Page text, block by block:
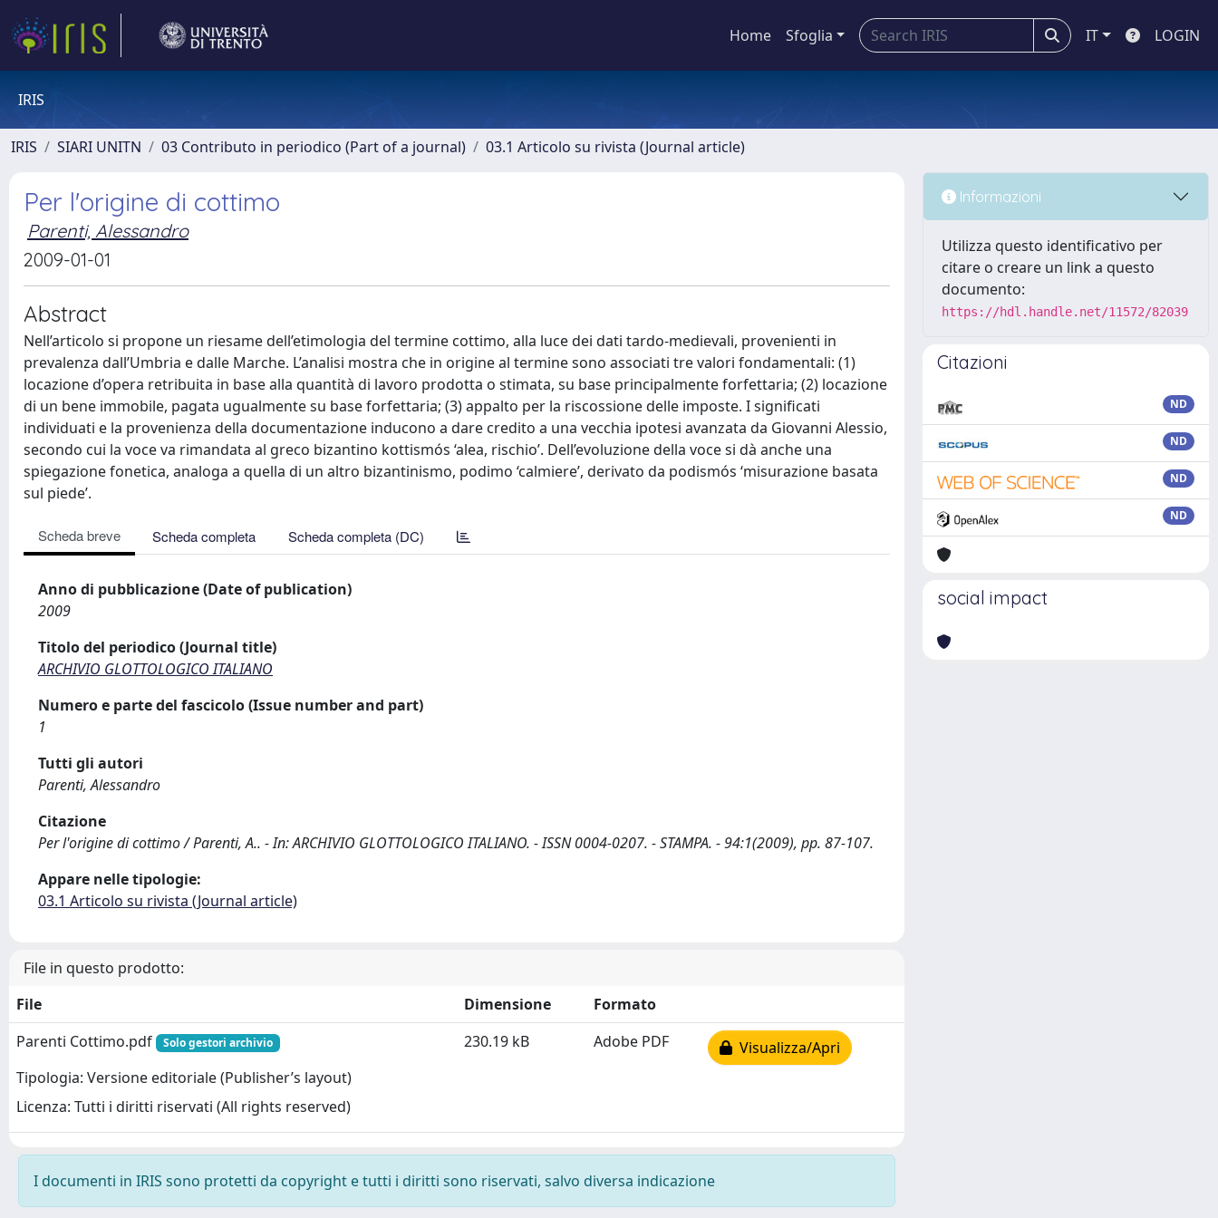
Home Sfoglia IT LOGIN
IRIS
IRIS SIARI UNITN 03 Contributo in periodico (Part of a journal) 03.1 Articolo su rivista (Journal article)
Per l'origine di cottimo
Parenti, Alessandro
2009-01-01
Abstract
Nell’articolo si propone un riesame dell’etimologia del termine cottimo, alla luce dei dati tardo-medievali, provenienti in
prevalenza dall’Umbria e dalle Marche. L’analisi mostra che in origine al termine sono associati tre valori fondamentali: (1)
locazione d’opera retribuita in base alla quantità di lavoro prodotta o stimata, su base principalmente forfettaria; (2) locazione
di un bene immobile, pagata ugualmente su base forfettaria; (3) appalto per la riscossione delle imposte. I significati
individuati e la provenienza della documentazione inducono a dare credito a una vecchia ipotesi avanzata da Giovanni Alessio,
secondo cui la voce va rimandata al greco bizantino kottismós ‘alea, rischio’. Dell’evoluzione della voce si dà anche una
spiegazione fonetica, analoga a quella di un altro bizantinismo, podimo ‘calmiere’, derivato da podismós ‘misurazione basata
sul piede’.
Scheda breve Scheda completa Scheda completa (DC)
Anno di pubblicazione (Date of publication)
2009
Titolo del periodico (Journal title)
ARCHIVIO GLOTTOLOGICO ITALIANO
Numero e parte del fascicolo (Issue number and part)
1
Tutti gli autori
Parenti, Alessandro
Citazione
Per l'origine di cottimo / Parenti, A.. - In: ARCHIVIO GLOTTOLOGICO ITALIANO. - ISSN 0004-0207. - STAMPA. - 94:1(2009), pp. 87-107.
Appare nelle tipologie:
03.1 Articolo su rivista (Journal article)
File in questo prodotto:
File
Dimensione
Formato
Parenti Cottimo.pdf
Solo gestori archivio
Tipologia: Versione editoriale (Publisher’s layout)
Licenza: Tutti i diritti riservati (All rights reserved)
230.19 kB Adobe PDF Visualizza/Apri
I documenti in IRIS sono protetti da copyright e tutti i diritti sono riservati, salvo diversa indicazione
Informazioni
Utilizza questo identificativo per
citare o creare un link a questo
documento:
https://hdl.handle.net/11572/82039
Citazioni
ND
ND
ND
ND
social impact